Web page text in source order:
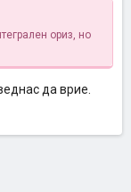
ориз, но
да врие.